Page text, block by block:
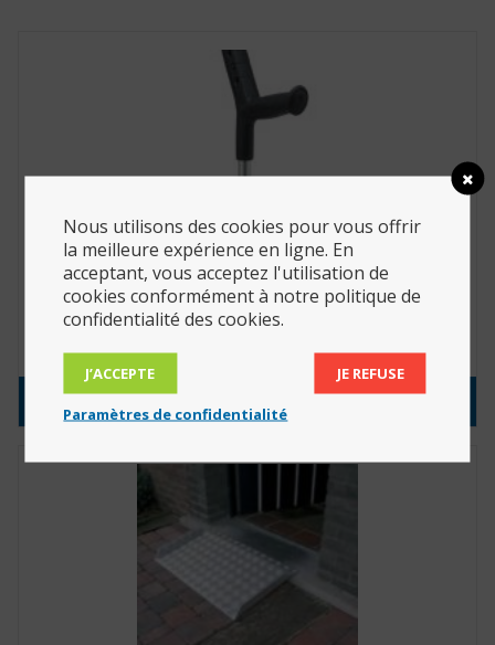
Canne à croissant articulé (Réf. : 816020)
Consulter le produit
Nous utilisons des cookies pour vous offrir
la meilleure expérience en ligne. En
acceptant, vous acceptez l'utilisation de
cookies conformément à notre politique de
confidentialité des cookies.
J’ACCEPTE JE REFUSE
Paramètres de confidentialité